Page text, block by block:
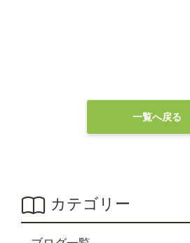
一覧へ戻る
カテゴリー